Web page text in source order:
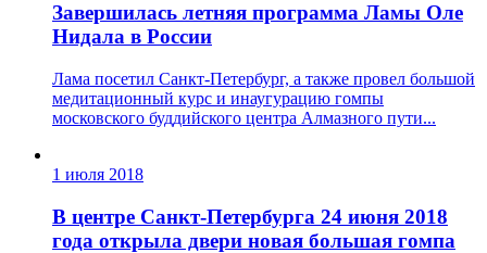
Завершилась летняя программа Ламы Оле
Нидала в России
Лама посетил Санкт-Петербург, а также провел большой
медитационный курс и инаугурацию гомпы
московского буддийского центра Алмазного пути...
1 июля 2018
В центре Санкт-Петербурга 24 июня 2018
года открыла двери новая большая гомпа